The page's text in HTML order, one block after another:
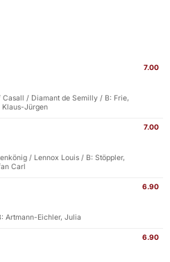
7.00
/ Diamant de Semilly / B: Frie,
Klaus-Jürgen
7.00
/ Lennox Louis / B: Stöppler,
Carl
6.90
Artmann-Eichler, Julia
6.90